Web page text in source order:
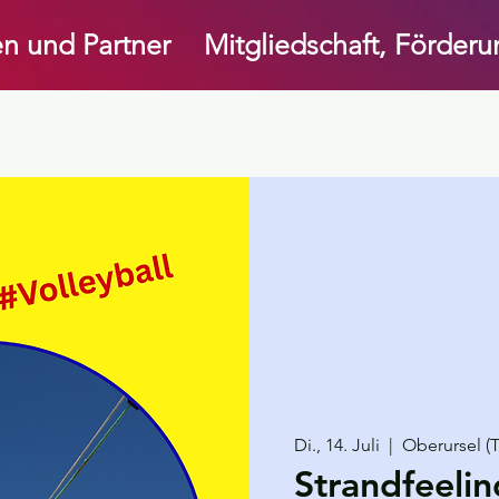
und Partner Mitgliedschaft,
Di., 14. Juli Oberursel